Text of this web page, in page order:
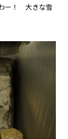
ー！ 大きな雪